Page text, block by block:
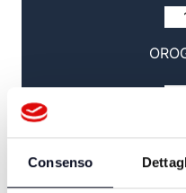
Consenso